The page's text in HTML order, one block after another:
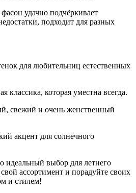
удачно подчёркивает
подходит для разных
для любительниц естественных
которая уместна всегда.
свежий и очень женственный
акцент для солнечного
выбор для летнего
ассортимент и порадуйте своих
и стилем!